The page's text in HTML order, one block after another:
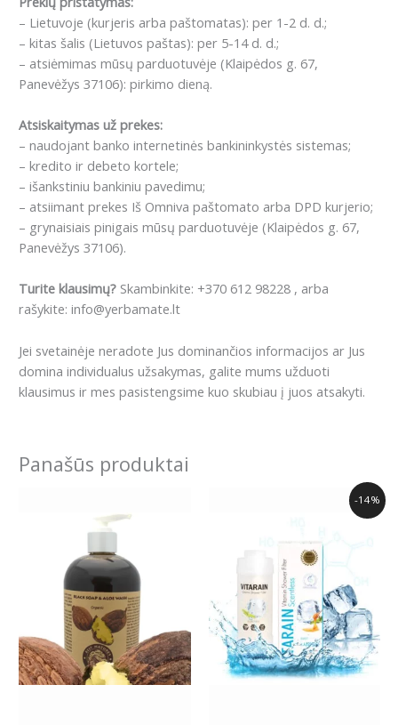
– Lietuvoje (kurjeris arba paštomatas): per 1-2 d. d.;
– kitas šalis (Lietuvos paštas): per 5-14 d. d.;
– atsiėmimas mūsų parduotuvėje (Klaipėdos g. 67,
Panevėžys 37106): pirkimo dieną.
Atsiskaitymas už prekes:
– naudojant banko internetinės bankininkystės sistemas;
– kredito ir debeto kortele;
– išankstiniu bankiniu pavedimu;
– atsiimant prekes Iš Omniva paštomato arba DPD kurjerio;
– grynaisiais pinigais mūsų parduotuvėje (Klaipėdos g. 67,
Panevėžys 37106).
Turite klausimų? Skambinkite: +370 612 98228 , arba
rašykite: info@yerbamate.lt
Jei svetainėje neradote Jus dominančios informacijos ar Jus
domina individualus užsakymas, galite mums užduoti
klausimus ir mes pasistengsime kuo skubiau į juos atsakyti.
Panašūs produktai
-14%
34.99€.
Current
price